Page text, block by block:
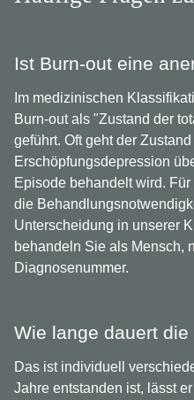
Ist Burn-out eine
Im medizinischen
Burn-out als "Zustand der
geführt. Oft geht der
Erschöpfungsdepression
Episode behandelt wird.
die
Unterscheidung in unserer
behandeln Sie als Mensch,
Diagnosenummer.
Wie lange dauert die
Das ist individuell
Jahre entstanden ist, lässt